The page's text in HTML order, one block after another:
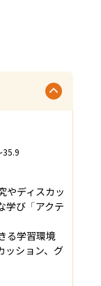
35.9
やディスカッ
学び「アクテ
る学習環境
ッション、グ